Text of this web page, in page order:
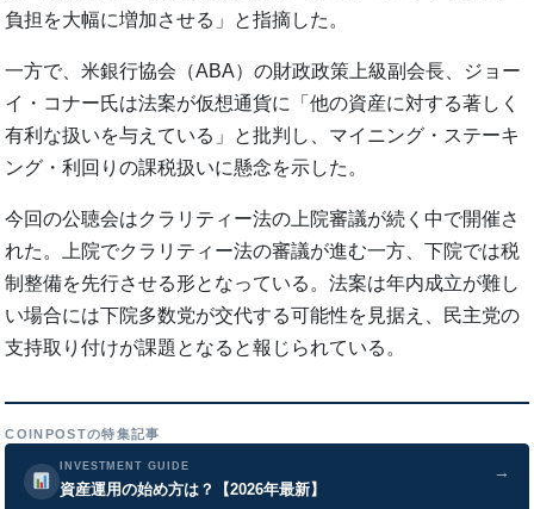
負担を大幅に増加させる」と指摘した。
一方で、米銀行協会（ABA）の財政政策上級副会長、ジョー
イ・コナー氏は法案が仮想通貨に「他の資産に対する著しく
有利な扱いを与えている」と批判し、マイニング・ステーキ
ング・利回りの課税扱いに懸念を示した。
今回の公聴会はクラリティー法の上院審議が続く中で開催さ
れた。上院でクラリティー法の審議が進む一方、下院では税
制整備を先行させる形となっている。法案は年内成立が難し
い場合には下院多数党が交代する可能性を見据え、民主党の
支持取り付けが課題となると報じられている。
COINPOSTの特集記事
INVESTMENT GUIDE
資産運用の始め方は？【2026年最新】
→